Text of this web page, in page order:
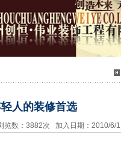
人的装修首选
览数：3882次 加入日期：2010/6/1